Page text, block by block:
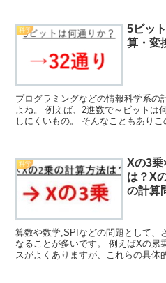
科学
5ビッ
算・変
プログラミングなどの情報科学系の
よね。 例えば、2進数で～ビットは
しにくいもの。 そんなこともあり
科学
Xの3乗
は？X
の計算
算数や数学,SPIなどの問題として、
なることが多いです。 例えばXの累
スがよくありますが、これらの具体